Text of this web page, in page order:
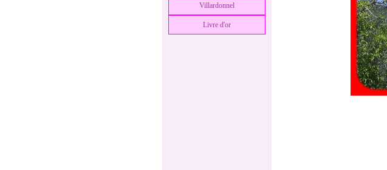
Villardonnel
Livre d'or